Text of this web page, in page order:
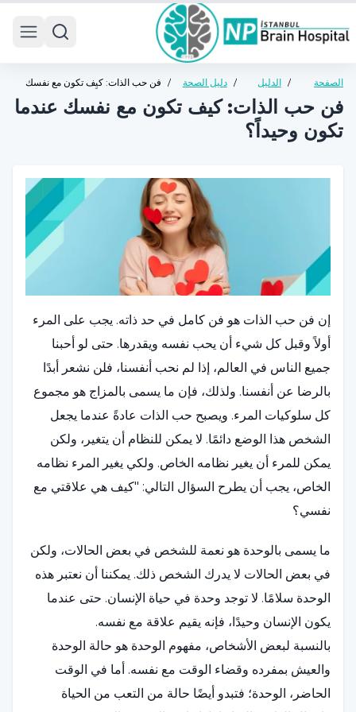
الصفحة
/ الدليل
الصحي
/ دليل الصحة
العامة
/
فن حب الذات: كيف تكون مع نفسك
فن حب الذات: كيف تكون مع نفسك عندما
تكون وحيداً؟
إن فن حب الذات هو فن كامل في حد ذاته. يجب على المرء
أولاً وقبل كل شيء أن يحب نفسه ويقدرها. حتى لو أحبنا
جميع الناس في العالم، إذا لم نحب أنفسنا، فلن نشعر أبدًا
بالرضا عن أنفسنا. ولذلك، فإن ما يسمى بالمزاج هو مجموع
كل سلوكيات المرء. ويصبح حب الذات عادةً عندما يجعل
الشخص هذا الوضع دائمًا. لا يمكن للنظام أن يتغير، ولكن
يمكن للمرء أن يغير نظامه الخاص. ولكي يغير المرء نظامه
الخاص، يجب أن يطرح السؤال التالي: "كيف هي علاقتي مع
نفسي؟
ما يسمى بالوحدة هو نعمة للشخص في بعض الحالات، ولكن
في بعض الحالات لا يدرك الشخص ذلك. يمكننا أن نعتبر هذه
الوحدة سلامًا. لا توجد وحدة في حياة الإنسان. حتى عندما
يكون الإنسان وحيدًا، فإنه يقيم علاقة مع نفسه.
بالنسبة لبعض الأشخاص، مفهوم الوحدة هو حالة الوحدة
والعيش بمفرده وقضاء الوقت مع نفسه. أما في الوقت
الحاضر، الوحدة؛ فتبدو أيضًا حالة من التعب من الحياة